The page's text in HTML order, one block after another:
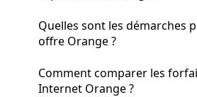
Quelles sont les démarches
offre Orange ?
Comment comparer les
Internet Orange ?